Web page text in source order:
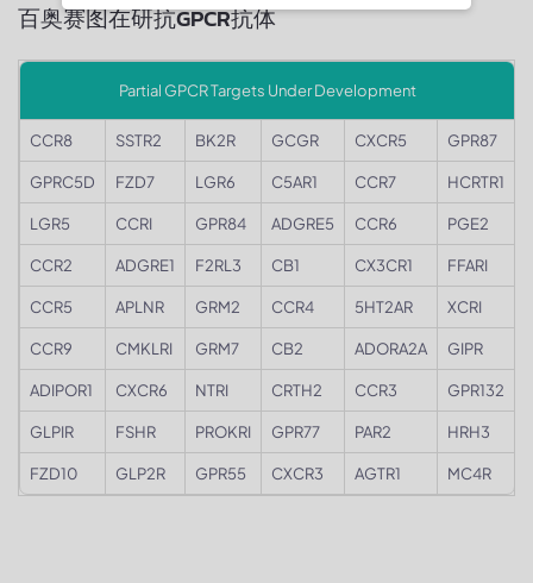
百奥赛图在研抗GPCR抗体
Partial GPCR Targets Under Development
CCR8 SSTR2 BK2R GCGR CXCR5 GPR87
GPRC5D FZD7 LGR6 C5AR1 CCR7 HCRTR1
LGR5 CCRI GPR84 ADGRE5 CCR6 PGE2
CCR2 ADGRE1 F2RL3 CB1 CX3CR1 FFARI
CCR5 APLNR GRM2 CCR4 5HT2AR XCRI
CCR9 CMKLRI GRM7 CB2 ADORA2A GIPR
ADIPOR1 CXCR6 NTRI CRTH2 CCR3 GPR132
GLPIR FSHR PROKRI GPR77 PAR2 HRH3
FZD10 GLP2R GPR55 CXCR3 AGTR1 MC4R